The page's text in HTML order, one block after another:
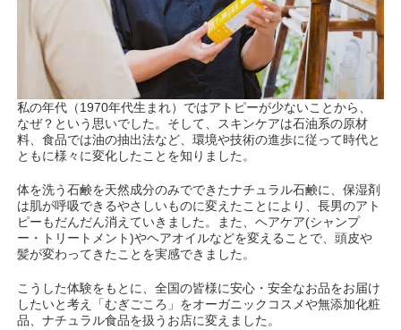
私の年代（1970年代生まれ）ではアトピーが少ないことから、
なぜ？という思いでした。そして、スキンケアは石油系の原材
料、食品では油の抽出法など、環境や技術の進歩に従って時代と
ともに様々に変化したことを知りました。
体を洗う石鹸を天然成分のみでできたナチュラル石鹸に、保湿剤
は肌が呼吸できるやさしいものに変えたことにより、長男のアト
ピーもだんだん消えていきました。また、ヘアケア(シャンプ
ー・トリートメント)やヘアオイルなどを変えることで、頭皮や
髪が変わってきたことを実感できました。
こうした体験をもとに、全国の皆様に安心・安全なお品をお届け
したいと考え「むぎごころ」をオーガニックコスメや無添加化粧
品、ナチュラル食品を扱うお店に変えました。